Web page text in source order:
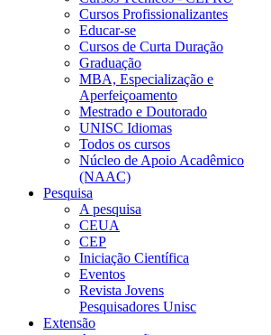
Cursos Profissionalizantes
Educar-se
Cursos de Curta Duração
Graduação
MBA, Especialização e
Aperfeiçoamento
Mestrado e Doutorado
UNISC Idiomas
Todos os cursos
Núcleo de Apoio Acadêmico
(NAAC)
Pesquisa
A pesquisa
CEUA
CEP
Iniciação Científica
Eventos
Revista Jovens
Pesquisadores Unisc
Extensão